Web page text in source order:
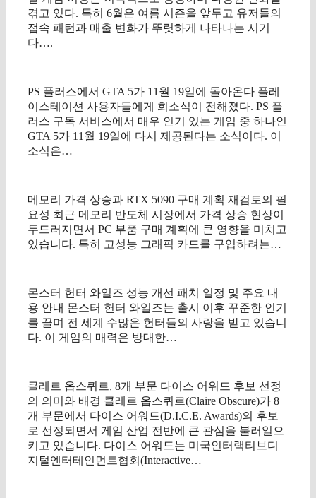
겪고 있다. 특히 6월은 여름 시즌을 앞두고 유저들의
접속 패턴과 매출 변화가 뚜렷하게 나타나는 시기
다….
PS 플러스에서 GTA 5가 11월 19일에 돌아온다 플레
이스테이션 사용자들에게 희소식이 전해졌다. PS 플
러스 구독 서비스에서 매우 인기 있는 게임 중 하나인
GTA 5가 11월 19일에 다시 제공된다는 소식이다. 이
소식은…
메모리 가격 상승과 RTX 5090 구매 계획 재검토의 필
요성 최근 메모리 반도체 시장에서 가격 상승 현상이
두드러지면서 PC 부품 구매 계획에 큰 영향을 미치고
있습니다. 특히 고성능 그래픽 카드를 구입하려는…
몬스터 헌터 와일즈 성능 개선 패치 일정 및 주요 내
용 안내 몬스터 헌터 와일즈는 출시 이후 꾸준한 인기
를 끌며 전 세계 수많은 헌터들의 사랑을 받고 있습니
다. 이 게임의 매력은 방대한…
클레르 옵스퀴르, 8개 부문 다이스 어워드 후보 선정
의 의미와 배경 클레르 옵스퀴르(Claire Obscure)가 8
개 부문에서 다이스 어워드(D.I.C.E. Awards)의 후보
로 선정되면서 게임 산업 전반에 큰 관심을 불러일으
키고 있습니다. 다이스 어워드는 미국인터랙티브디
지털엔터테인먼트협회(Interactive…